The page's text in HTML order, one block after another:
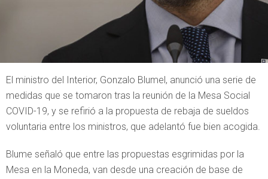
El ministro del Interior, Gonzalo Blumel, anunció una serie de
medidas que se tomaron tras la reunión de la Mesa Social
COVID-19, y se refirió a la propuesta de rebaja de sueldos
voluntaria entre los ministros, que adelantó fue bien acogida.
Blume señaló que entre las propuestas esgrimidas por la
Mesa en la Moneda, van desde una creación de base de